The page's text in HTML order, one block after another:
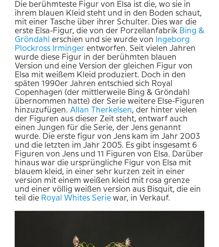
Die berühmteste Figur von Elsa ist die, wo sie in
ihrem blauen Kleid steht und in den Boden schaut,
mit einer Tasche über ihrer Schulter. Dies war die
erste Elsa-Figur, die von der Porzellanfabrik Bing &
Gröndahl erschien und sie wurde von
Ingeborg
Plockross Irminger entworfen. Seit vielen Jahren
wurde diese Figur in der berühmten blauen
Version und eine Version der gleichen Figur von
Elsa mit weißem Kleid produziert. Doch in den
späten 1990er Jahren entschied sich Royal
Copenhagen (der mittlerweile Bing & Gröndahl
übernommen hatte) der Serie weitere Else-Figuren
hinzuzufügen. Allan Therkelsen, der hinter vielen
der Figuren aus dieser Zeit steht, entwarf auch
einen Jungen für die Serie, der Jens genannt
wurde. Die erste figur von Jens kam im Jahr 2003
und die letzten im Jahr 2005. Es gibt insgesamt 6
Figuren von Jens und 11 Figuren von Elsa. Darüber
hinaus war die ursprüngliche Figur von Elsa mit
blauem kleid, in einer sehr kurzen zeit in einer
version mit einem weißen kleid mit rosa grenze
und einer völlig weißen version aus Bisquit, die ein
teil die Royal Whites Serie war, in Verkauf.